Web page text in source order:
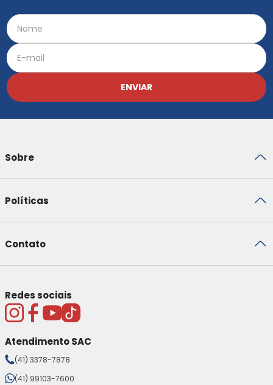
ENVIAR
Sobre
Políticas
Contato
Redes sociais
Atendimento SAC
(41) 3378-7878
(41) 99103-7600